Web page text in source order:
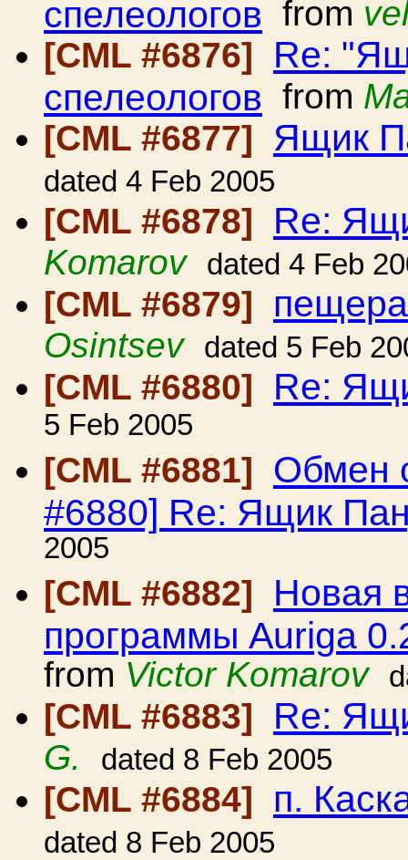
спелеологов from
[CML #6876]
Re:
спелеологов from
[CML #6877]
Ящик
dated 4 Feb 2005
[CML #6878] Re:
Komarov dated 4 Feb
[CML #6879]
Osintsev dated 5 Feb
[CML #6880] Re:
5 Feb 2005
[CML #6881]
Обмен
#6880] Re: Ящик
2005
[CML #6882]
Новая
программы Auriga
from Victor Komarov
[CML #6883] Re:
G. dated 8 Feb 2005
[CML #6884] п.
dated 8 Feb 2005